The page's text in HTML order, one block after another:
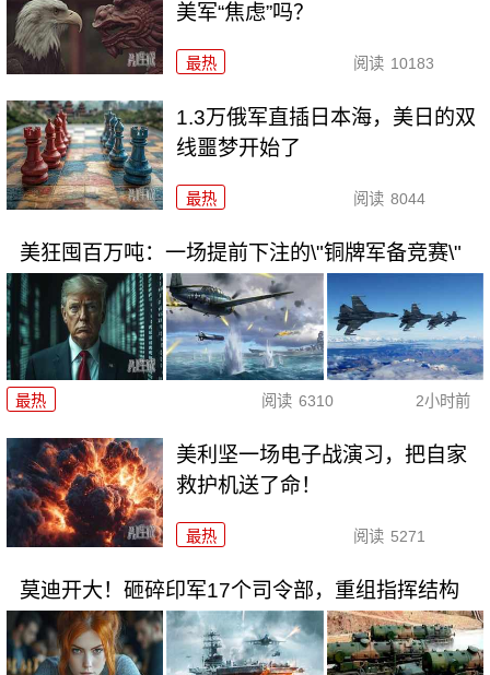
美军“焦虑”吗？
最热 阅读 10183
1.3万俄军直插日本海，美日的双
线噩梦开始了
最热 阅读 8044
美狂囤百万吨：一场提前下注的\"铜牌军备竞赛\"
最热 阅读 6310 2小时前
美利坚一场电子战演习，把自家
救护机送了命！
最热 阅读 5271
莫迪开大！砸碎印军17个司令部，重组指挥结构